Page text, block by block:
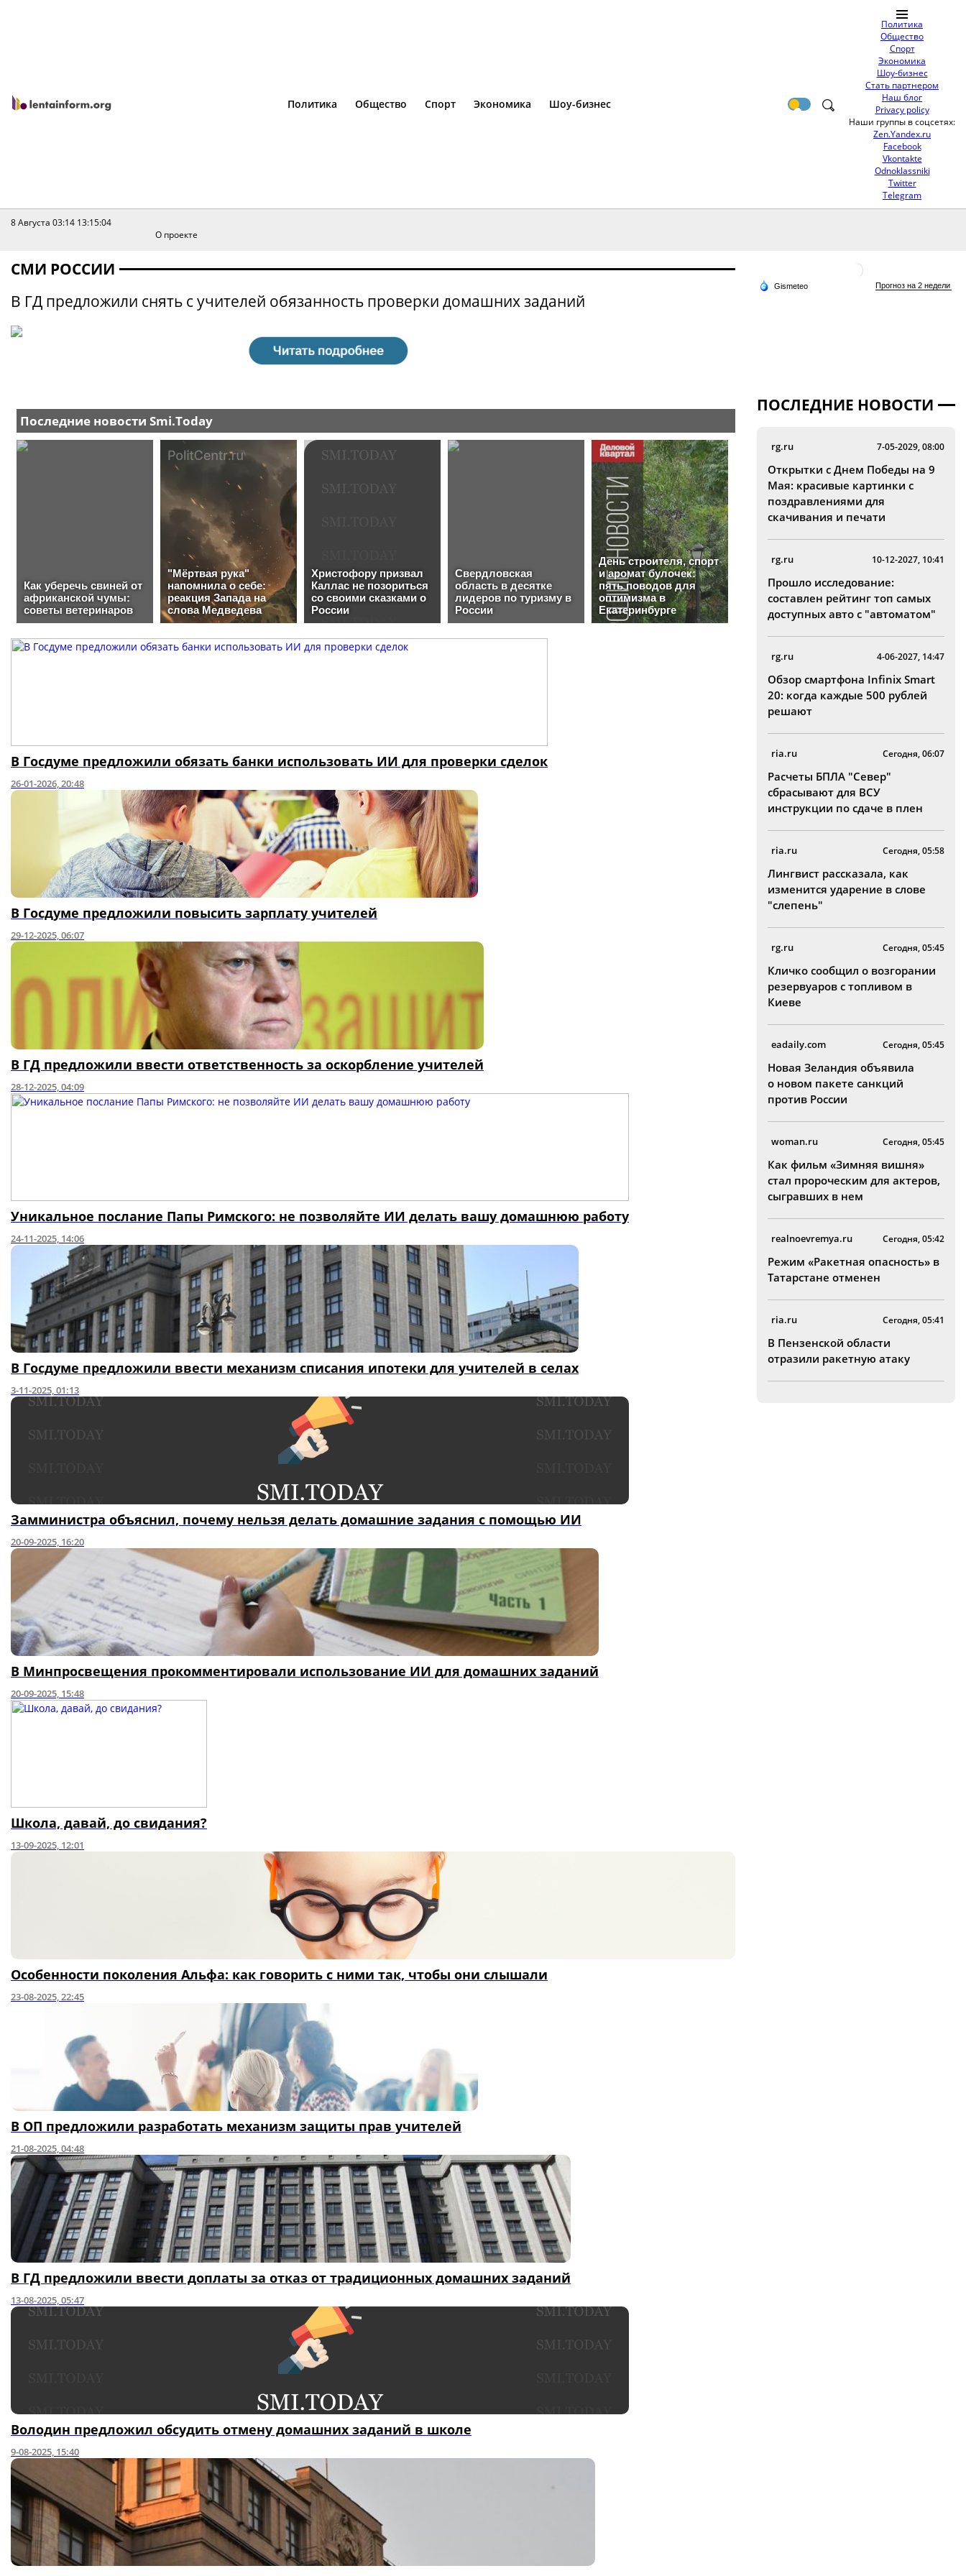
Политика Общество Спорт Экономика Шоу-бизнес
Политика
Общество
Спорт
Экономика
Шоу-бизнес
Стать партнером
Наш блог
Privacy policy
Наши группы в соцсетях:
Zen.Yandex.ru
Facebook
Vkontakte
Odnoklassniki
Twitter
Telegram
8 Августа 03:14 13:15:04
О проекте
СМИ РОССИИ
В ГД предложили снять с учителей обязанность проверки домашних заданий
В Госдуме предложили обязать банки использовать ИИ для проверки сделок
26-01-2026, 20:48
В Госдуме предложили повысить зарплату учителей
29-12-2025, 06:07
В ГД предложили ввести ответственность за оскорбление учителей
28-12-2025, 04:09
Уникальное послание Папы Римского: не позволяйте ИИ делать вашу домашнюю работу
24-11-2025, 14:06
В Госдуме предложили ввести механизм списания ипотеки для учителей в селах
3-11-2025, 01:13
Замминистра объяснил, почему нельзя делать домашние задания с помощью ИИ
20-09-2025, 16:20
В Минпросвещения прокомментировали использование ИИ для домашних заданий
20-09-2025, 15:48
Школа, давай, до свидания?
13-09-2025, 12:01
Особенности поколения Альфа: как говорить с ними так, чтобы они слышали
23-08-2025, 22:45
В ОП предложили разработать механизм защиты прав учителей
21-08-2025, 04:48
В ГД предложили ввести доплаты за отказ от традиционных домашних заданий
13-08-2025, 05:47
Володин предложил обсудить отмену домашних заданий в школе
9-08-2025, 15:40
ПОСЛЕДНИЕ НОВОСТИ
rg.ru 7-05-2029, 08:00
Открытки с Днем Победы на 9
Мая: красивые картинки с
поздравлениями для
скачивания и печати
rg.ru 10-12-2027, 10:41
Прошло исследование:
составлен рейтинг топ самых
доступных авто с "автоматом"
rg.ru 4-06-2027, 14:47
Обзор смартфона Infinix Smart
20: когда каждые 500 рублей
решают
ria.ru Сегодня, 06:07
Расчеты БПЛА "Север"
сбрасывают для ВСУ
инструкции по сдаче в плен
ria.ru Сегодня, 05:58
Лингвист рассказала, как
изменится ударение в слове
"слепень"
rg.ru Сегодня, 05:45
Кличко сообщил о возгорании
резервуаров с топливом в
Киеве
eadaily.com Сегодня, 05:45
Новая Зеландия объявила
о новом пакете санкций
против России
woman.ru Сегодня, 05:45
Как фильм «Зимняя вишня»
стал пророческим для актеров,
сыгравших в нем
realnoevremya.ru Сегодня, 05:42
Режим «Ракетная опасность» в
Татарстане отменен
ria.ru Сегодня, 05:41
В Пензенской области
отразили ракетную атаку